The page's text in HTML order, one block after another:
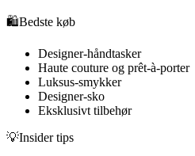
🛍️Bedste køb
Designer-håndtasker
Haute couture og prêt-à-porter
Luksus-smykker
Designer-sko
Eksklusivt tilbehør
💡Insider tips